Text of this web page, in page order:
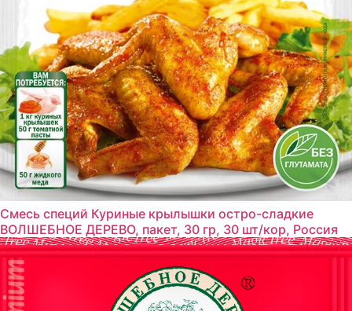
Смесь специй Куриные крылышки остро-сладкие
ВОЛШЕБНОЕ ДЕРЕВО, пакет, 30 гр, 30 шт/кор, Россия